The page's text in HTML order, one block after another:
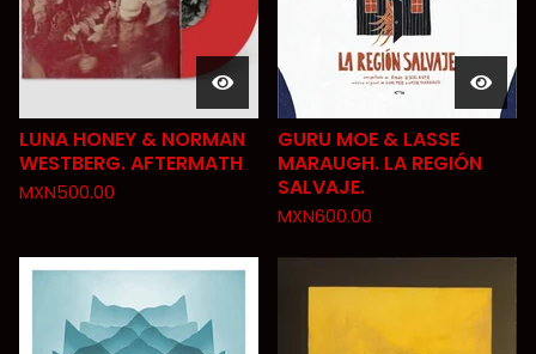
LUNA HONEY & NORMAN
WESTBERG. AFTERMATH
MXN500.00
GURU MOE & LASSE
MARAUGH. LA REGIÓN
SALVAJE.
MXN600.00